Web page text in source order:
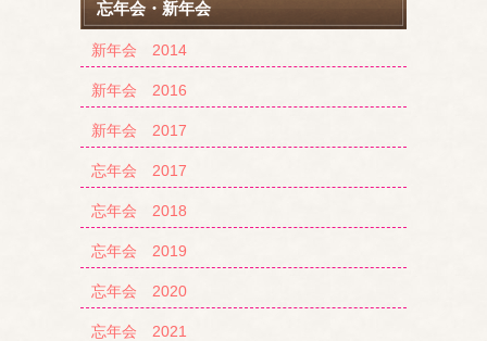
忘年会・新年会
新年会 2014
新年会 2016
新年会 2017
忘年会 2017
忘年会 2018
忘年会 2019
忘年会 2020
忘年会 2021